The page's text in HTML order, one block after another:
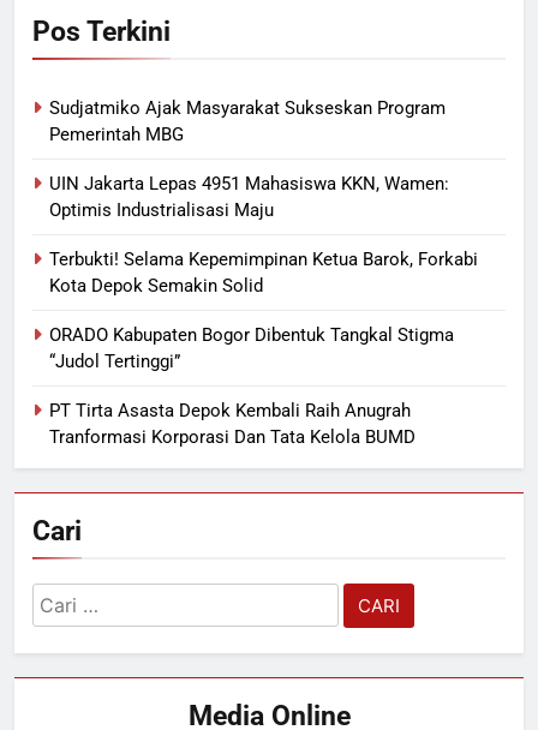
Pos Terkini
Sudjatmiko Ajak Masyarakat Sukseskan Program
Pemerintah MBG
UIN Jakarta Lepas 4951 Mahasiswa KKN, Wamen:
Optimis Industrialisasi Maju
Terbukti! Selama Kepemimpinan Ketua Barok, Forkabi
Kota Depok Semakin Solid
ORADO Kabupaten Bogor Dibentuk Tangkal Stigma
“Judol Tertinggi”
PT Tirta Asasta Depok Kembali Raih Anugrah
Tranformasi Korporasi Dan Tata Kelola BUMD
Cari
Cari
untuk:
Media Online